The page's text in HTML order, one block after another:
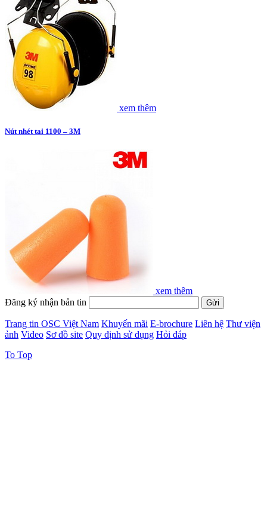
xem thêm
Nút nhét tai 1100 – 3M
xem thêm
Đăng ký nhận bản tin
Trang tin OSC Việt Nam Khuyến mãi E-brochure Liên hệ Thư viện
ảnh Video Sơ đồ site Quy định sử dụng Hỏi đáp
To Top